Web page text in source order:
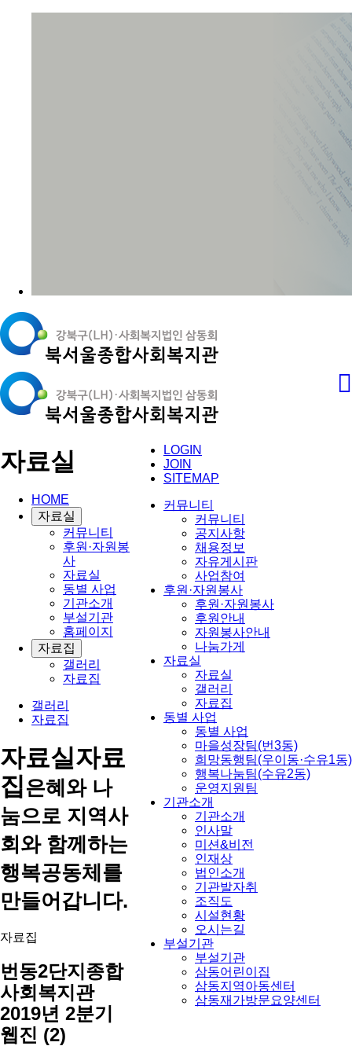
LOGIN
JOIN
SITEMAP
커뮤니티
커뮤니티
공지사항
채용정보
자유게시판
사업참여
후원·자원봉사
후원·자원봉사
후원안내
자원봉사안내
나눔가게
자료실
자료실
갤러리
자료집
동별 사업
동별 사업
마을성장팀(번3동)
희망동행팀(우이동·수유1동)
행복나눔팀(수유2동)
운영지원팀
기관소개
기관소개
인사말
미션&비전
인재상
법인소개
기관발자취
조직도
시설현황
오시는길
부설기관
부설기관
삼동어린이집
삼동지역아동센터
삼동재가방문요양센터
자료실
HOME
자료실
커뮤니티
후원·자원봉
사
자료실
동별 사업
기관소개
부설기관
홈페이지
자료집
갤러리
자료집
갤러리
자료집
자료실자료
집은혜와 나
눔으로 지역사
회와 함께하는
행복공동체를
만들어갑니다.
자료집
번동2단지종합
사회복지관
2019년 2분기
웹진 (2)